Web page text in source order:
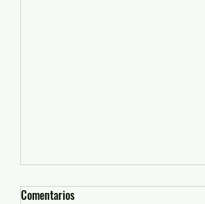
Comentarios